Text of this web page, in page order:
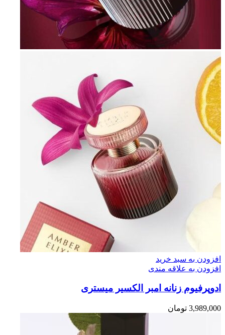
افزودن به سبد خرید
افزودن به علاقه مندی
ادوپرفیوم زنانه امبر الکسیر میستری
3,989,000 تومان